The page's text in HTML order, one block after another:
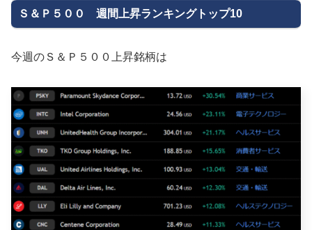
Ｓ＆Ｐ５００ 週間上昇ランキングトップ10
今週のＳ＆Ｐ５００上昇銘柄は